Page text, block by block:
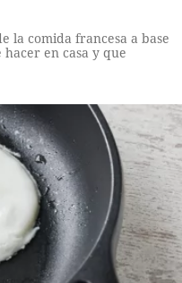
la comida francesa a base
en casa y que